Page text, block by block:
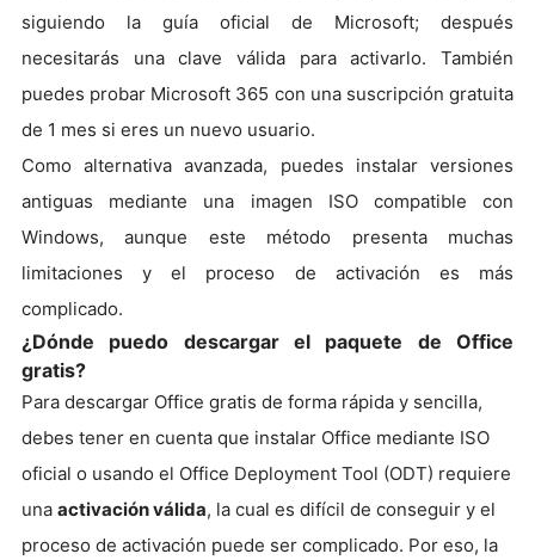
siguiendo la guía oficial de Microsoft; después
necesitarás una clave válida para activarlo. También
puedes probar Microsoft 365 con una suscripción gratuita
de 1 mes si eres un nuevo usuario.
Como alternativa avanzada, puedes instalar versiones
antiguas mediante una imagen ISO compatible con
Windows, aunque este método presenta muchas
limitaciones y el proceso de activación es más
complicado.
¿Dónde puedo descargar el paquete de Office
gratis?
Para descargar Office gratis de forma rápida y sencilla,
debes tener en cuenta que instalar Office mediante ISO
oficial o usando el Office Deployment Tool (ODT) requiere
una activaciónválida, la cual es difícil de conseguir y el
proceso de activación puede ser complicado. Por eso, la